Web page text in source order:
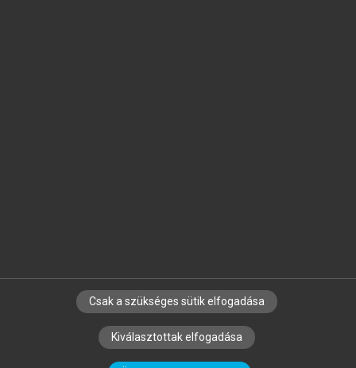
SZERZŐKNEK CÉGEKNEK KÖNYVTÁROSOKNAK
SZERKESZTÉSI ÉS LEKTORÁLÁSI ALAPELVEK
Csak a szükséges sütik elfogadása
Kiválasztottak elfogadása